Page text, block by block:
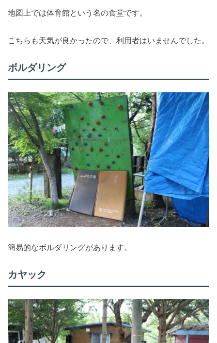
地図上では体育館という名の食堂です。
こちらも天気が良かったので、利用者はいませんでした。
ボルダリング
簡易的なボルダリングがあります。
カヤック